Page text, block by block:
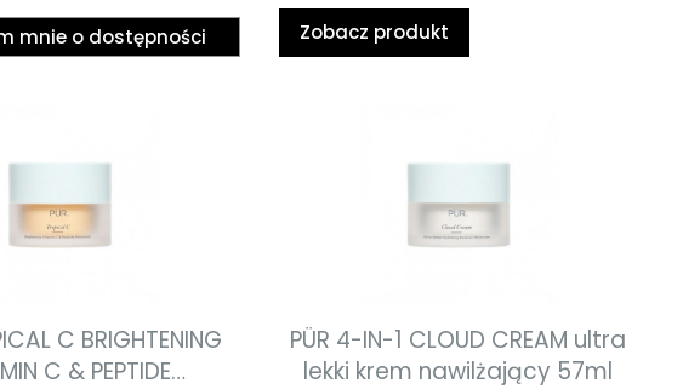
mnie o dostępności Zobacz produkt
C BRIGHTENING
C & PEPTIDE
PÜR 4-IN-1 CLOUD CREAM ultra
lekki krem nawilżający 57ml